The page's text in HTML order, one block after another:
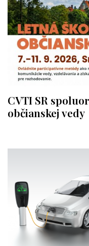
CVTI SR
občianskej vedy